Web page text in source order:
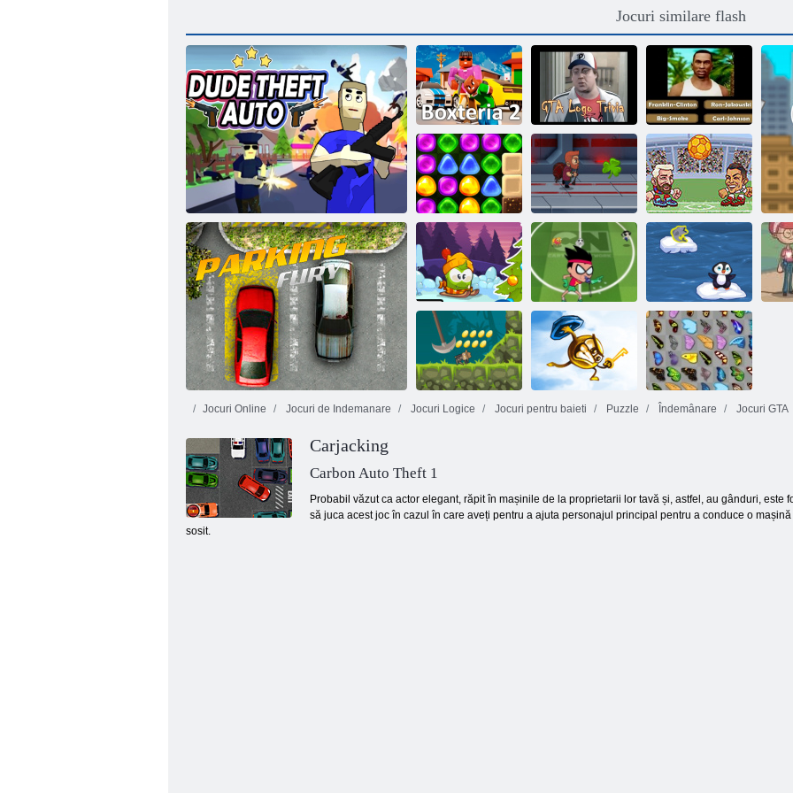
Jocuri similare flash
Furt de tip tip automat
Boxteria 2
Logo-ul GTA
Trivia
Trivia sigla GTA
Înapoi la
Candyland 4:
Grădina
Lollipop
Jetpack Master
Heads Arena
Euro Fotbal
Aventuri de
iarnă
Toon Cup 2016
Penguin Sari
peste
Jocuri Online Jocuri de Indemanare Jocuri Logice Jocuri pentru baieti Puzzle Îndemânare Jocuri GTA
Carjacking
Carbon Auto Theft 1
Probabil văzut ca actor elegant, răpit în mașinile de la proprietarii lor tavă și, astfel, au gânduri,
să juca acest joc în cazul în care aveți pentru a ajuta personajul principal pentru a conduce o
sosit.